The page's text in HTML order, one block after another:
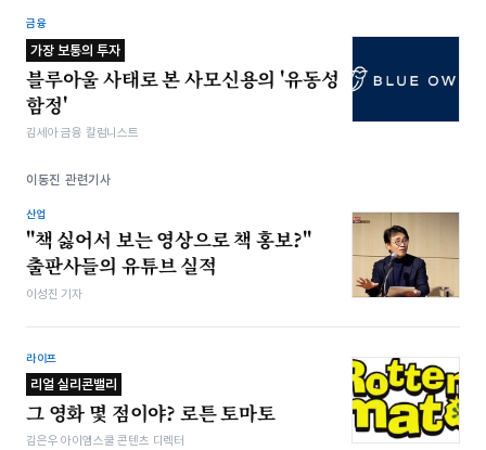
금융
가장 보통의 투자
블루아울 사태로 본 사모신용의 '유동성
함정'
김세아 금융 칼럼니스트
이동진 관련기사
산업
"책 싫어서 보는 영상으로 책 홍보?"
출판사들의 유튜브 실적
이성진 기자
라이프
리얼 실리콘밸리
그 영화 몇 점이야? 로튼 토마토
김은우 아이엠스쿨 콘텐츠 디렉터